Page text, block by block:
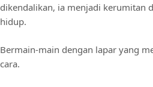
dikendalikan, ia menjadi kerumitan
hidup.
Bermain-main dengan lapar yang
cara.